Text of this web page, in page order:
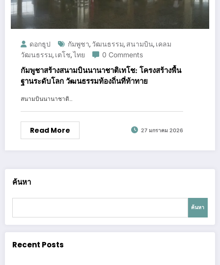
ดอกธูป กัมพูชา, วัฒนธรรม, สนามบิน, เคลม
วัฒนธรรม, เตโช,ไทย 0 Comments
กัมพูชาสร้างสนามบินนานาชาติเทโช: โครงสร้างพื้น
ฐานระดับโลก วัฒนธรรมท้องถิ่นที่ท้าทาย
สนามบินนานาชาติ…
Read More 27 มกราคม 2026
ค้นหา
ค้นหา
Recent Posts